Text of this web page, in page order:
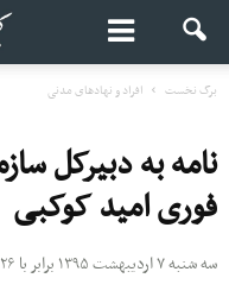
برگ نخست افراد و نهادهای مدنی
نامه به دبیرکل
فوری امید کوکبی
سه شنبه ۷ اردیبهشت ۱۳۹۵ برابر با ۲۶ آپریل ۲۰۱۶